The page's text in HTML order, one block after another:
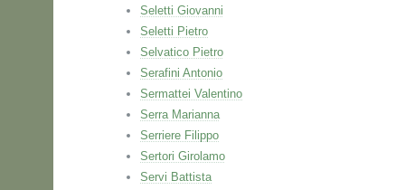
Seletti Giovanni
Seletti Pietro
Selvatico Pietro
Serafini Antonio
Sermattei Valentino
Serra Marianna
Serriere Filippo
Sertori Girolamo
Servi Battista